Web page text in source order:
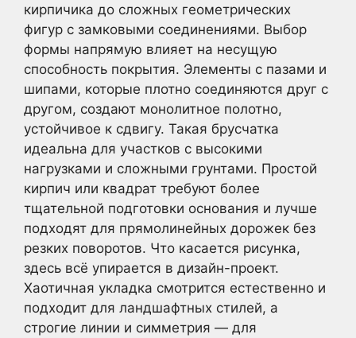
кирпичика до сложных геометрических
фигур с замковыми соединениями. Выбор
формы напрямую влияет на несущую
способность покрытия. Элементы с пазами и
шипами, которые плотно соединяются друг с
другом, создают монолитное полотно,
устойчивое к сдвигу. Такая брусчатка
идеальна для участков с высокими
нагрузками и сложными грунтами. Простой
кирпич или квадрат требуют более
тщательной подготовки основания и лучше
подходят для прямолинейных дорожек без
резких поворотов. Что касается рисунка,
здесь всё упирается в дизайн-проект.
Хаотичная укладка смотрится естественно и
подходит для ландшафтных стилей, а
строгие линии и симметрия — для